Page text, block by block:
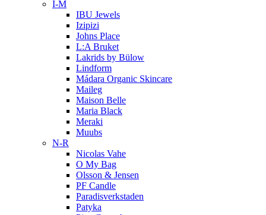
I-M
IBU Jewels
Izipizi
Johns Place
L:A Bruket
Lakrids by Bülow
Lindform
Mádara Organic Skincare
Maileg
Maison Belle
Maria Black
Meraki
Muubs
N-R
Nicolas Vahe
O My Bag
Olsson & Jensen
PF Candle
Paradisverkstaden
Patyka